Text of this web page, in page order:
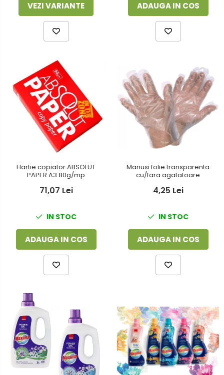
VEZI VARIANTE ADAUGA IN COS
Hartie copiator ABSOLUT
PAPER A3 80g/mp
71,07 Lei
IN STOC
ADAUGA IN COS
Manusi folie transparenta
cu/fara agatatoare
4,25 Lei
IN STOC
ADAUGA IN COS